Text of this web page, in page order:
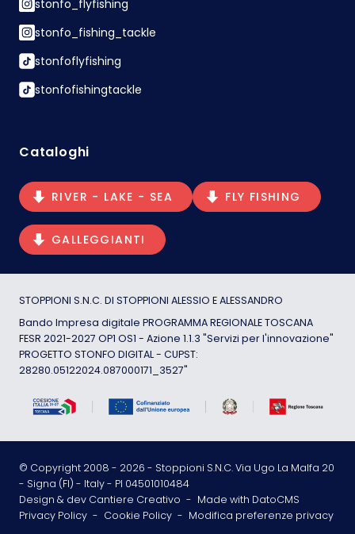
stonfo_flyfishing
stonfo_fishing_tackle
stonfoflyfishing
stonfofishingtackle
Cataloghi
RIVER - LAKE - SEA FLY FISHING
GALLEGGIANTI
STOPPIONI S.N.C. DI STOPPIONI ALESSIO E ALESSANDRO
Bando Impresa digitale PROGRAMMA REGIONALE TOSCANA
FESR 2021-2027 OP1 OS1 - Azione 1.1.3 "Servizi per l'innovazione"
PROGETTO STONFO DIGITAL - CUPST:
28280.05122024.087000171_3527"
© Copyright 2008 - 2026 - Stoppioni S.N.C. Via Ugo La Malfa 20
- Signa (FI) - Italy - PI 04501010484
Design & dev Cantiere Creativo - Made with DatoCMS
Privacy Policy - Cookie Policy - Modifica preferenze privacy